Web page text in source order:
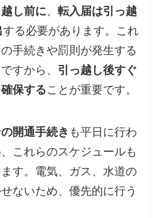
し前に、転入届は引っ越
する必要があります。これ
手続きや罰則が発生する
すから、 引っ越し後すぐ
保することが重要です。
開通手続き も平日に行わ
これらのスケジュールも
す。電気、ガス、水道の
ないため、優先的に行う